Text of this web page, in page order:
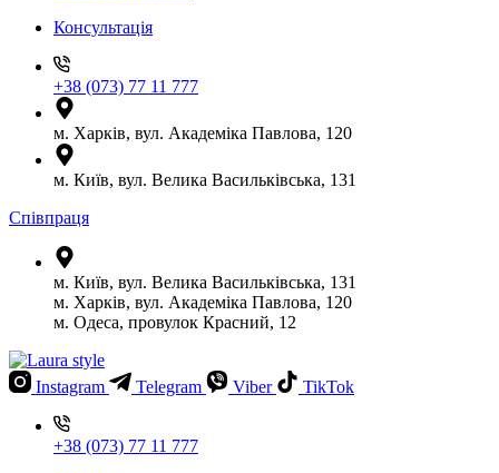
Консультація
+38 (073) 77 11 777
м. Харків, вул. Академіка Павлова, 120
м. Київ, вул. Велика Васильківська, 131
Співпраця
м. Київ, вул. Велика Васильківська, 131
м. Харків, вул. Академіка Павлова, 120
м. Одеса, провулок Красний, 12
Instagram Telegram Viber TikTok
+38 (073) 77 11 777